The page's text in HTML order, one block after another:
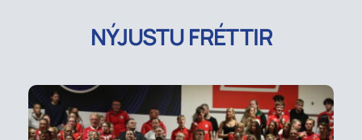
NÝJUSTU FRÉTTIR